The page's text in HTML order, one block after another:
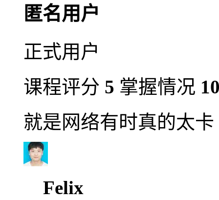
匿名用户
正式用户
课程评分 5 掌握情况
就是网络有时真的太卡
Felix